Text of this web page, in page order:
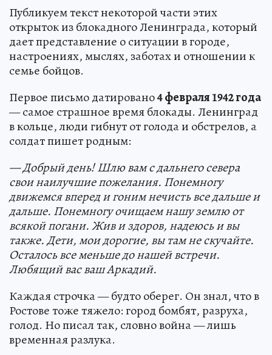
Публикуем текст некоторой части этих
открыток из блокадного Ленинграда, который
дает представление о ситуации в городе,
настроениях, мыслях, заботах и отношении к
семье бойцов.
Первое письмо датировано4 февраля 1942 года
— самое страшное время блокады. Ленинград
в кольце, люди гибнут от голода и обстрелов, а
солдат пишет родным:
— Добрый день! Шлю вам с дальнего севера
свои наилучшие пожелания. Понемногу
движемся вперед и гоним нечисть все дальше и
дальше. Понемногу очищаем нашу землю от
всякой погани. Жив и здоров, надеюсь и вы
также. Дети, мои дорогие, вы там не скучайте.
Осталось все меньше до нашей встречи.
Любящий вас ваш Аркадий.
Каждая строчка — будто оберег. Он знал, что в
Ростове тоже тяжело: город бомбят, разруха,
голод. Но писал так, словно война — лишь
временная разлука.